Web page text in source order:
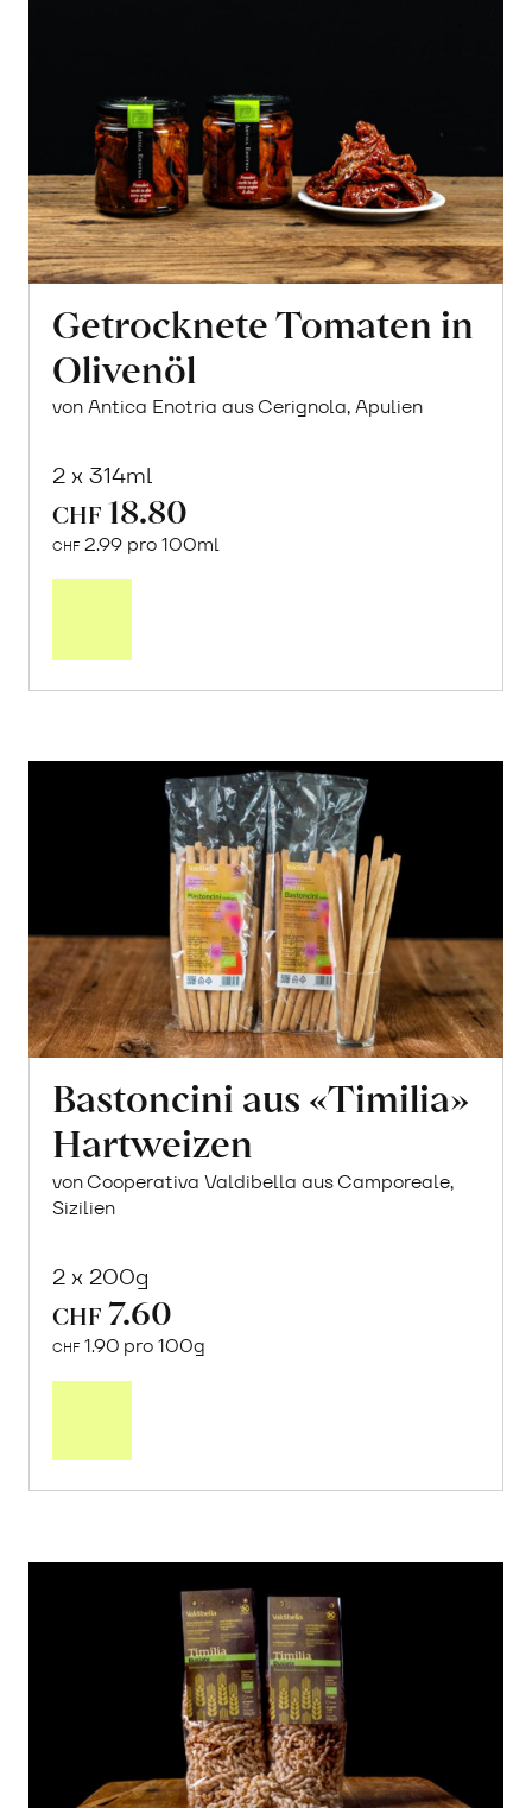
Getrocknete Tomaten in
Olivenöl
von Antica Enotria aus Cerignola, Apulien
2 x 314ml
CHF 18.80
CHF 2.99 pro 100ml
Bastoncini aus «Timilia»
Hartweizen
von Cooperativa Valdibella aus Camporeale,
Sizilien
2 x 200g
CHF 7.60
CHF 1.90 pro 100g